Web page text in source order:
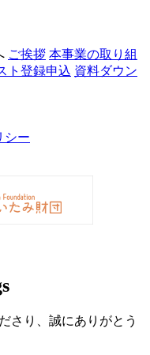
ご挨拶 本事業の取り組
ト登録申込 資料ダウン
シー
さり、誠にありがとう